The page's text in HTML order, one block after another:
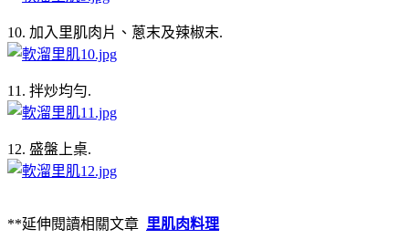
10. 加入里肌肉片、蔥末及辣椒末.
11. 拌炒均勻.
12. 盛盤上桌.
**延伸閱讀相關文章 里肌肉料理